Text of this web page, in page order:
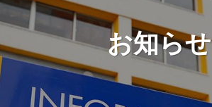
お知らせ